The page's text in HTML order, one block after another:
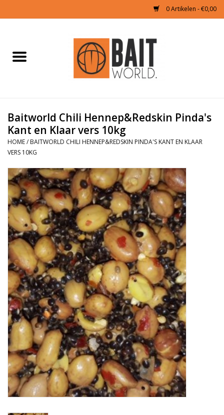
0 Artikelen - €0,00
Boilies & Additieven
Pellets
Naturals
Range
Cadeaubon
Summer Deals
BLOG
Baitworld Chili Hennep&Redskin Pinda's
Kant en Klaar vers 10kg
HOME/ BAITWORLD CHILI HENNEP&REDSKIN PINDA'S KANT EN KLAAR
VERS 10KG